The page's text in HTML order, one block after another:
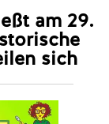
am 29.
sich